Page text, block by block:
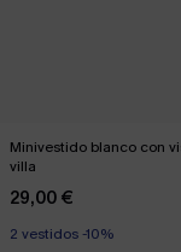
Minivestido blanco con
villa
29,00 €
2 vestidos -10%